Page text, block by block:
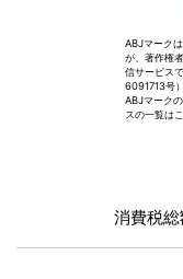
ABJマーク
が、著作権
信サービス
6091713号）
ABJマーク
スの一覧は
消費税